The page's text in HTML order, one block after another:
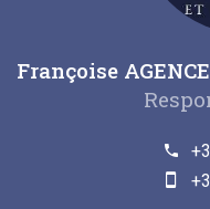
Françoise